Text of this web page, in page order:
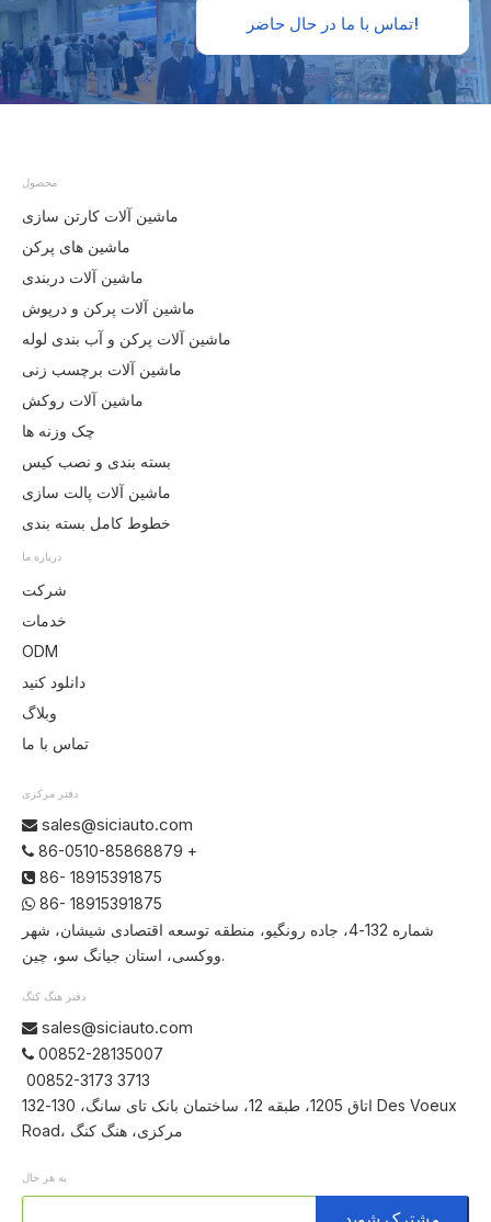
تماس با ما در حال حاضر!
محصول
ماشین آلات کارتن سازی
ماشین های پرکن
ماشین آلات دربندی
ماشین آلات پرکن و درپوش
ماشین آلات پرکن و آب بندی لوله
ماشین آلات برچسب زنی
ماشین آلات روکش
چک وزنه ها
بسته بندی و نصب کیس
ماشین آلات پالت سازی
خطوط کامل بسته بندی
درباره ما
شرکت
خدمات
ODM
دانلود کنید
وبلاگ
تماس با ما
دفتر مرکزی
 sales@siciauto.com
 86-0510-85868879 +
 86- 18915391875
 86- 18915391875
شماره 132-4، جاده رونگیو، منطقه توسعه اقتصادی شیشان، شهر
ووکسی، استان جیانگ سو، چین.
دفتر هنگ کنگ
 sales@siciauto.com
 00852-28135007
00852-3173 3713
اتاق 1205، طبقه 12، ساختمان بانک تای سانگ، 130-132 Des Voeux
Road، مرکزی، هنگ کنگ
به هر حال